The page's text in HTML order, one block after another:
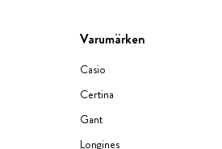
Varumärken
Casio
Certina
Gant
Longines